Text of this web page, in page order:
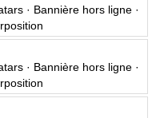
· Bannière hors ligne ·
· Bannière hors ligne ·